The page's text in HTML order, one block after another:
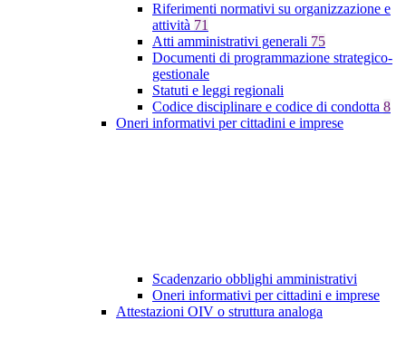
Riferimenti normativi su organizzazione e
attività 71
Atti amministrativi generali 75
Documenti di programmazione strategico-
gestionale
Statuti e leggi regionali
Codice disciplinare e codice di condotta 8
Oneri informativi per cittadini e imprese
Scadenzario obblighi amministrativi
Oneri informativi per cittadini e imprese
Attestazioni OIV o struttura analoga